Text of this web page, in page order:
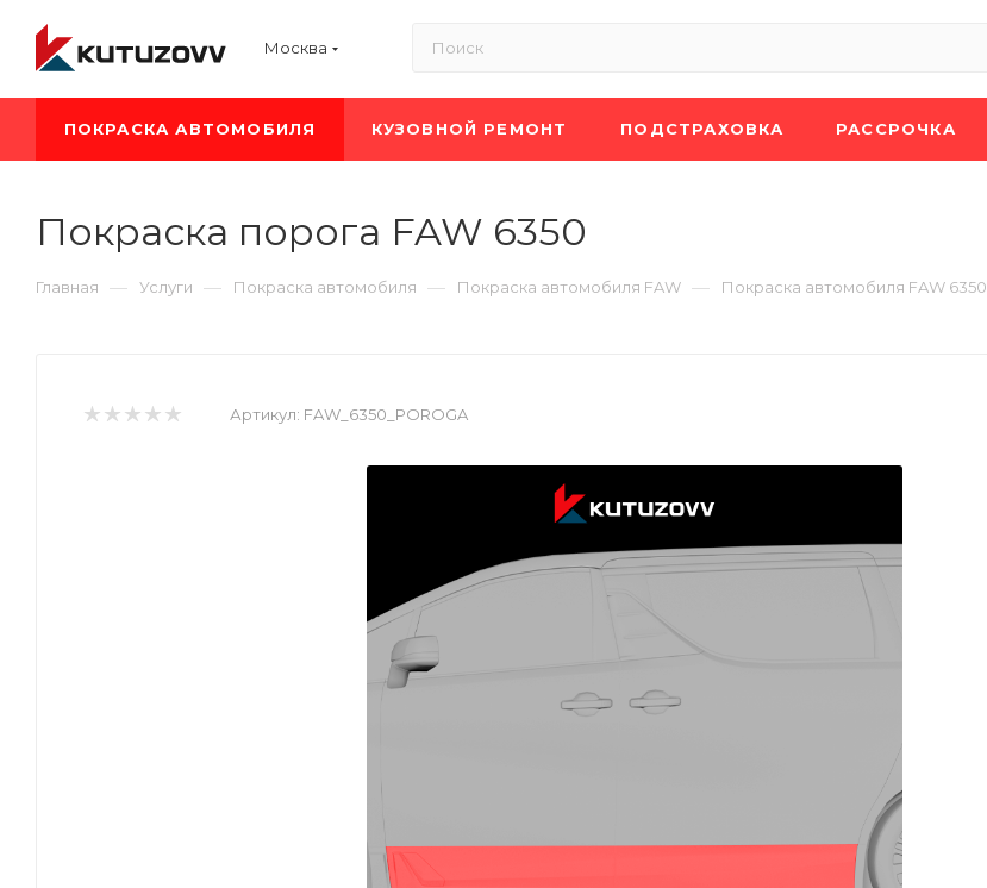
Москва
ПОКРАСКА АВТОМОБИЛЯ КУЗОВНОЙ РЕМОНТ ПОДСТРАХОВКА РАССРОЧКА
Покраска порога FAW 6350
Главная — Услуги — Покраска автомобиля — Покраска автомобиля FAW — Покраска автомобиля FAW 6350
Артикул: FAW_6350_POROGA